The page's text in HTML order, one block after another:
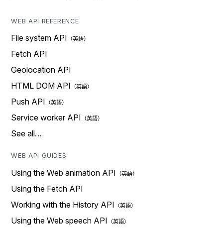
WEB API REFERENCE
File system API
Fetch API
Geolocation API
HTML DOM API
Push API
Service worker API
See all…
WEB API GUIDES
Using the Web animation API
Using the Fetch API
Working with the History API
Using the Web speech API